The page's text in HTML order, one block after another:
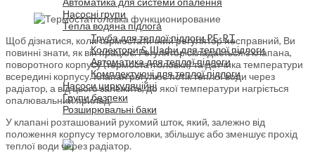
Насосні групи
Тепла водяна підлога
Труба для теплої підлоги PE-RT
Колектори & Шафи для теплої підлоги
Автоматика для теплої підлоги
Комплектуючі для теплої підлоги
Насоси циркуляційні
Групи безпеки
Розширювальні баки
Щоб дізнатися, коли термостатичний регулятор несправний, Ви
повинні знати, як він працює. Регулятор складається з клапана,
поворотного корпусу (термостатголовки) та датчика температури
всередині корпусу. Клапан регулює потік теплої води через
радіатор, а від цього залежить, до якої температури нагріється
опалювальний прилад.
У клапані розташований рухомий шток, який, залежно від
положення корпусу термоголовки, збільшує або зменшує прохід
теплої води через радіатор.